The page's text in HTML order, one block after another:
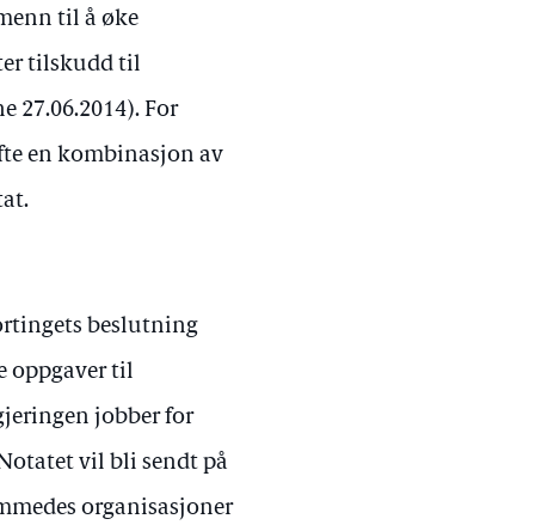
til å øke
tilskudd til
27.06.2014). For
en kombinasjon av
beslutning
oppgaver til
jobber for
vil bli sendt på
organisasjoner